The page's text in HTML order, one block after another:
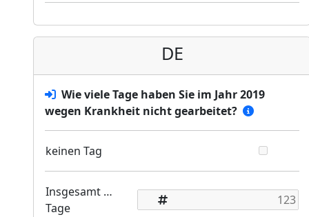
DE
Wie viele Tage haben Sie im Jahr 2019
wegen Krankheit nicht gearbeitet?
keinen Tag
Insgesamt …
Tage